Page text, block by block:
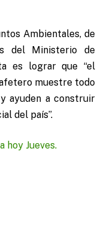
Ambientales, de
del Ministerio de
es lograr que “el
muestre todo
ayuden a construir
del país”.
hoy Jueves.